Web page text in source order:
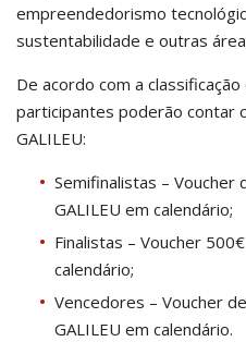
empreendedorismo
sustentabilidade e outras
De acordo com a
participantes poderão contar
GALILEU:
Semifinalistas – Voucher
GALILEU em calendário;
Finalistas – Voucher
calendário;
Vencedores – Voucher
GALILEU em calendário.